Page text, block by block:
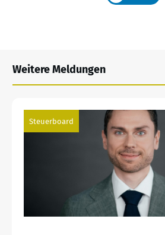
Weitere Meldungen
Steuerboard